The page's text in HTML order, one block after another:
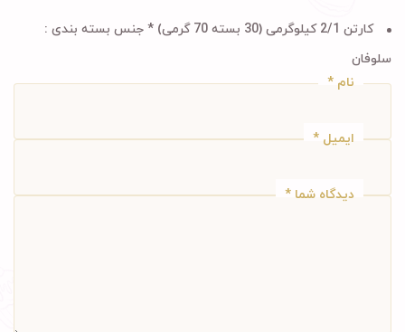
کارتن 2/1 کیلوگرمی (30 بسته 70 گرمی) * جنس بسته بندی
:
سلوفان
نام *
ایمیل *
دیدگاه شما *